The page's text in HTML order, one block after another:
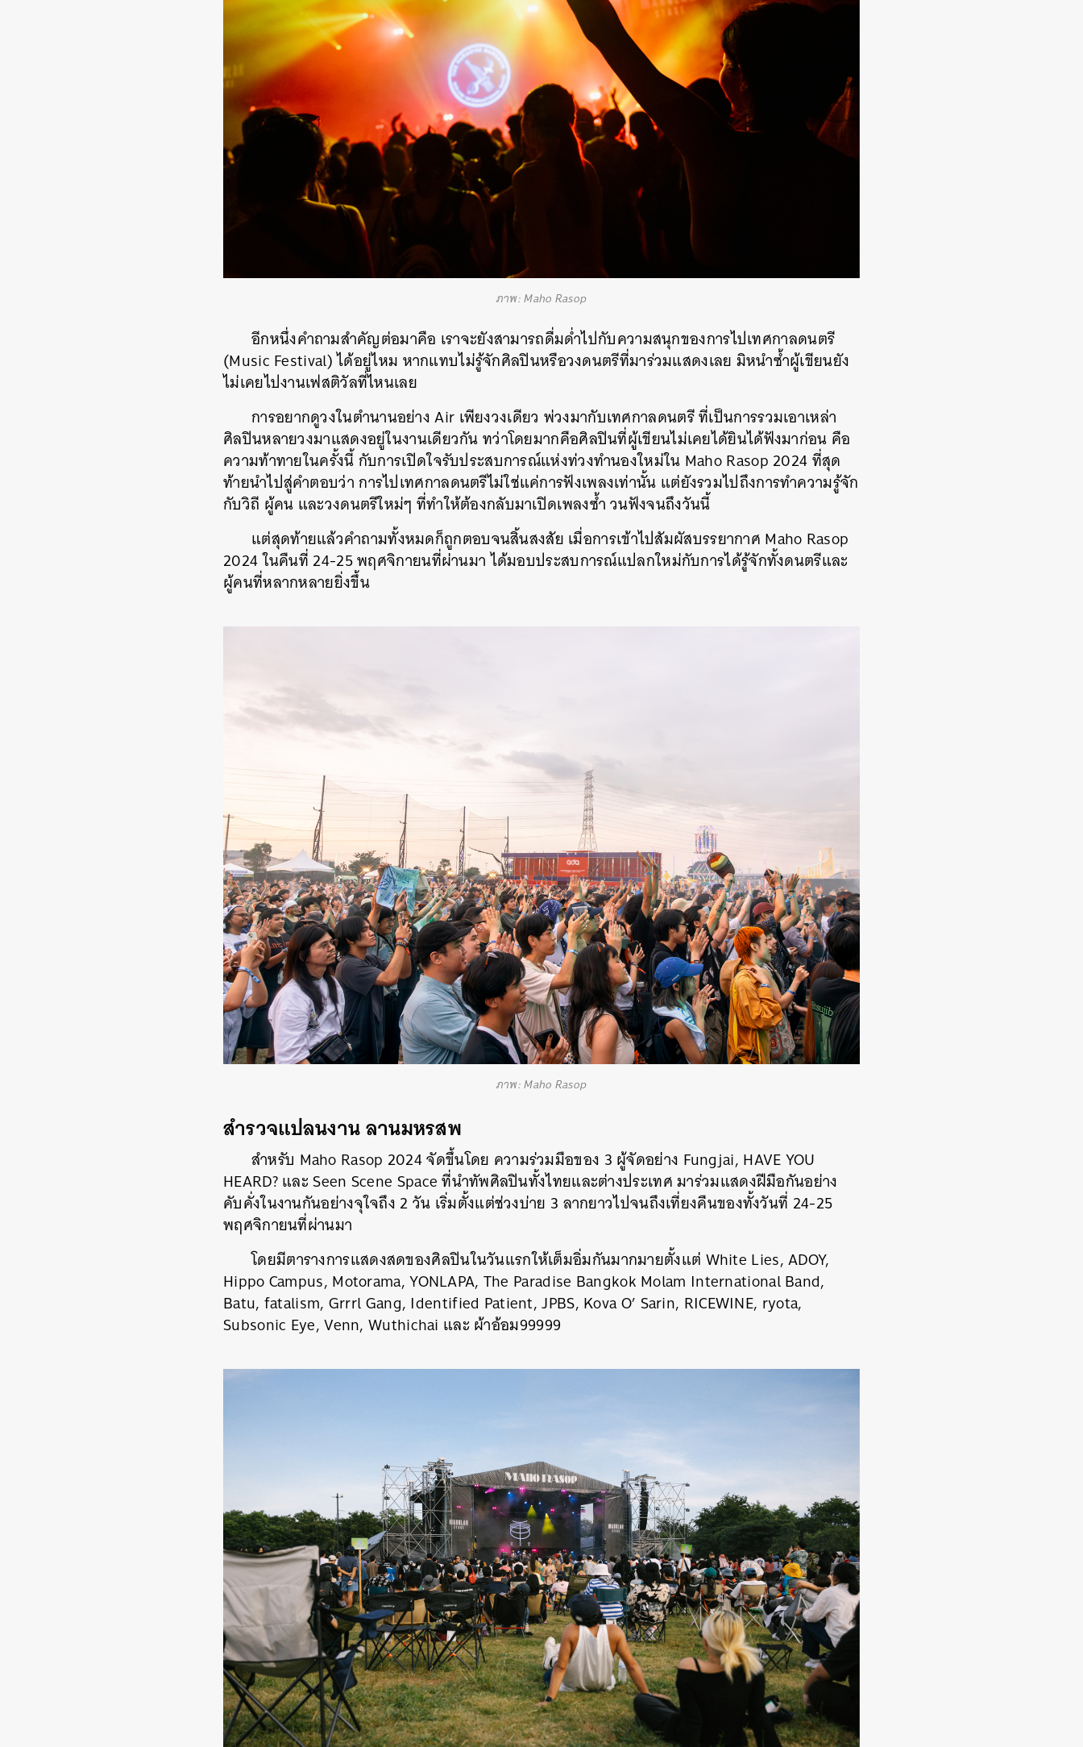
ภาพ: Maho Rasop
อีกหนึ่งคำถามสำคัญต่อมาคือ เราจะยังสามารถดื่มด่ำไปกับความสนุกของการไปเทศกาลดนตรี
(Music Festival) ได้อยู่ไหม หากแทบไม่รู้จักศิลปินหรือวงดนตรีที่มาร่วมแสดงเลย มิหนำซ้ำผู้เขียนยัง
ไม่เคยไปงานเฟสติวัลที่ไหนเลย
การอยากดูวงในตำนานอย่าง Air เพียงวงเดียว พ่วงมากับเทศกาลดนตรี ที่เป็นการรวมเอาเหล่า
ศิลปินหลายวงมาแสดงอยู่ในงานเดียวกัน ทว่าโดยมากคือศิลปินที่ผู้เขียนไม่เคยได้ยินได้ฟังมาก่อน คือ
ความท้าทายในครั้งนี้ กับการเปิดใจรับประสบการณ์แห่งท่วงทำนองใหม่ใน Maho Rasop 2024 ที่สุด
ท้ายนำไปสู่คำตอบว่า การไปเทศกาลดนตรีไม่ใช่แค่การฟังเพลงเท่านั้น แต่ยังรวมไปถึงการทำความรู้จัก
กับวิถี ผู้คน และวงดนตรีใหม่ๆ ที่ทำให้ต้องกลับมาเปิดเพลงซ้ำ วนฟังจนถึงวันนี้
แต่สุดท้ายแล้วคำถามทั้งหมดก็ถูกตอบจนสิ้นสงสัย เมื่อการเข้าไปสัมผัสบรรยากาศ Maho Rasop
2024 ในคืนที่ 24-25 พฤศจิกายนที่ผ่านมา ได้มอบประสบการณ์แปลกใหม่กับการได้รู้จักทั้งดนตรีและ
ผู้คนที่หลากหลายยิ่งขึ้น
ภาพ: Maho Rasop
สำรวจแปลนงาน ลานมหรสพ
สำหรับ Maho Rasop 2024 จัดขึ้นโดย ความร่วมมือของ 3 ผู้จัดอย่าง Fungjai, HAVE YOU
HEARD? และ Seen Scene Space ที่นำทัพศิลปินทั้งไทยและต่างประเทศ มาร่วมแสดงฝีมือกันอย่าง
คับคั่งในงานกันอย่างจุใจถึง 2 วัน เริ่มตั้งแต่ช่วงบ่าย 3 ลากยาวไปจนถึงเที่ยงคืนของทั้งวันที่ 24-25
พฤศจิกายนที่ผ่านมา
โดยมีตารางการแสดงสดของศิลปินในวันแรกให้เต็มอิ่มกันมากมายตั้งแต่ White Lies, ADOY,
Hippo Campus, Motorama, YONLAPA, The Paradise Bangkok Molam International Band,
Batu, fatalism, Grrrl Gang, Identified Patient, JPBS, Kova O’ Sarin, RICEWINE, ryota,
Subsonic Eye, Venn, Wuthichai และ ผ้าอ้อม99999